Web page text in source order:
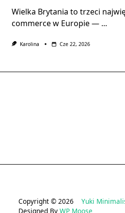
Wielka Brytania to trzeci
commerce w Europie — ...
Karolina Cze 22, 2026
Copyright © 2026 Yuki
Designed By WP Moose